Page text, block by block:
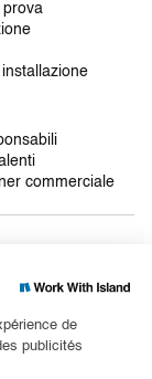
prova
commerciale